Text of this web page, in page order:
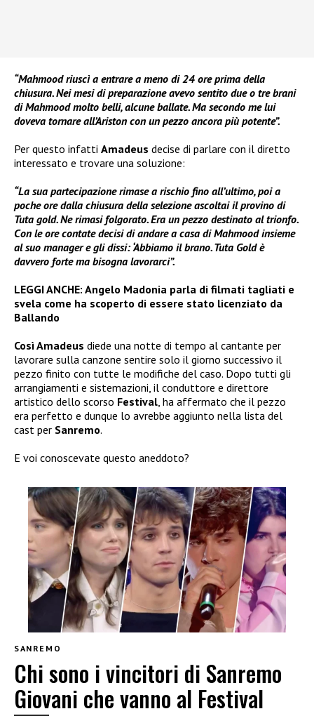
“Mahmood riuscì a entrare a meno di 24 ore prima della
chiusura. Nei mesi di preparazione avevo sentito due o tre brani
di Mahmood molto belli, alcune ballate. Ma secondo me lui
doveva tornare all’Ariston con un pezzo ancora più potente”.
Per questo infatti Amadeus decise di parlare con il diretto
interessato e trovare una soluzione:
“La sua partecipazione rimase a rischio fino all’ultimo, poi a
poche ore dalla chiusura della selezione ascoltai il provino di
Tuta gold. Ne rimasi folgorato. Era un pezzo destinato al trionfo.
Con le ore contate decisi di andare a casa di Mahmood insieme
al suo manager e gli dissi: ‘Abbiamo il brano. Tuta Gold è
davvero forte ma bisogna lavorarci”.
LEGGI ANCHE: Angelo Madonia parla di filmati tagliati e
svela come ha scoperto di essere stato licenziato da
Ballando
Così Amadeus diede una notte di tempo al cantante per
lavorare sulla canzone sentire solo il giorno successivo il
pezzo finito con tutte le modifiche del caso. Dopo tutti gli
arrangiamenti e sistemazioni, il conduttore e direttore
artistico dello scorso Festival , ha affermato che il pezzo
era perfetto e dunque lo avrebbe aggiunto nella lista del
cast per Sanremo.
E voi conoscevate questo aneddoto?
SANREMO
Chi sono i vincitori di Sanremo
Giovani che vanno al Festival